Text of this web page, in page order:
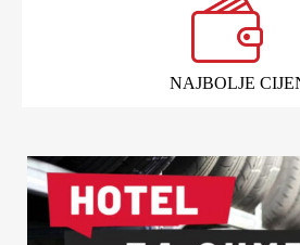
NAJBOLJE